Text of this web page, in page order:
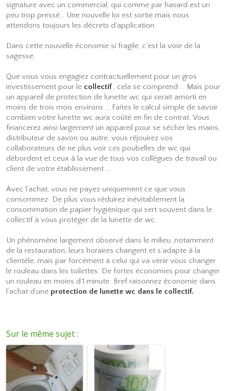
signature avec un commercial, qui comme par hasard est un
peu trop pressé… Une nouvelle loi est sortie mais nous
attendons toujours les décrets d’application.
Dans cette nouvelle économie si fragile, c’est la voie de la
sagesse.
Que vous vous engagiez contractuellement pour un gros
investissement pour le collectif, cela se comprend … Mais pour
un appareil de protection de lunette wc qui serait amorti en
moins de trois mois environs … Faites le calcul simple de savoir
combien votre lunette wc aura coûté en fin de contrat. Vous
financerez ainsi largement un appareil pour se sécher les mains,
distributeur de savon ou autre, vous réjouirez vos
collaborateurs de ne plus voir ces poubelles de wc qui
débordent et ceux à la vue de tous vos collègues de travail ou
client de votre établissement …
Avec l’achat, vous ne payez uniquement ce que vous
consommez. De plus vous réduirez inévitablement la
consommation de papier hygiénique qui sert souvent dans le
collectif à vous protéger de la lunette de wc.
Un phénomène largement observé dans le milieu ,notamment
de la restauration, leurs horaires changent et s’adapte à la
clientèle, mais par forcément à celui qui va venir vous changer
le rouleau dans les toilettes. De fortes économies pour changer
un rouleau en moins d’1 minute. Bref raisonnez économie dans
l’achat d’une protection de lunette wc dans le collectif.
Sur le même sujet :